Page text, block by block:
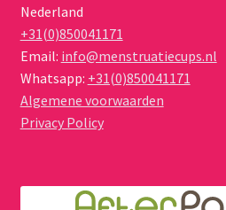
Nederland
+31(0)850041171
Email: info@menstruatiecups.nl
Whatsapp: +31(0)850041171
Algemene voorwaarden
Privacy Policy